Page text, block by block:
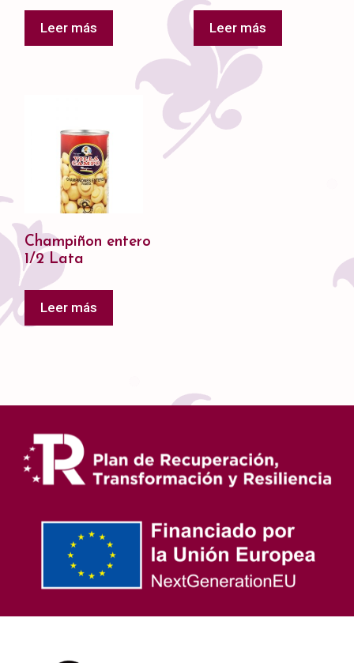
Leer más Leer más
Champiñon entero
1/2 Lata
Leer más